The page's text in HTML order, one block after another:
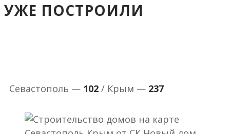
УЖЕ ПОСТРОИЛИ
Севастополь — 102 / Крым — 237